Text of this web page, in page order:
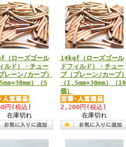
（ローズゴール
ルド）・チュー
レーン/カーブ）
）（5
円 (税込)
在庫切れ
14kgf（ローズゴール
ドフィルド）・チュー
ブ（プレーン/カーブ）
（1.5mm×30mm）（10
個）
2,200円 (税込)
在庫切れ